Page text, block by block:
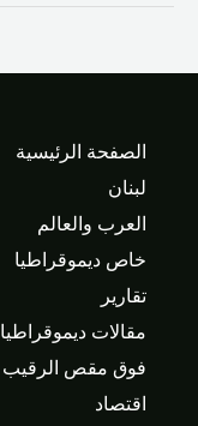
الصفحة الرئيسية
لبنان
العرب والعالم
خاص ديموقراطيا
تقارير
مقالات ديموقراطيا
فوق مقص الرقيب
اقتصاد